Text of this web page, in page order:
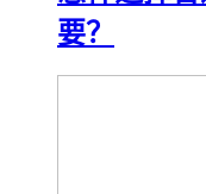
要？